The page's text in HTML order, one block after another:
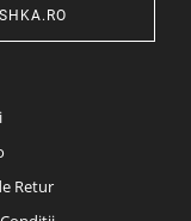
Retur